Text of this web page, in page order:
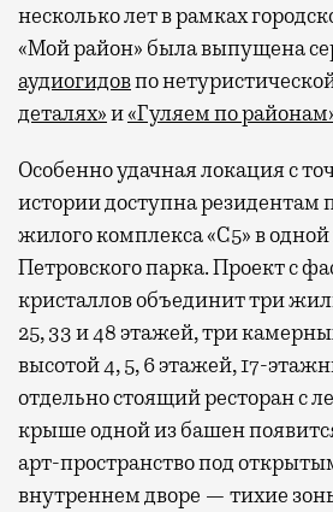
несколько лет в рамках
«Мой район» была выпущена
аудиогидовпо
деталях»и«Гуляем по
Особенно удачная локация с
истории доступна резидентам
жилого комплекса «С5»в
Петровского парка. Проект с
кристаллов объединит три
25, 33 и 48 этажей, три
высотой 4, 5, 6 этажей, 17-
отдельно стоящий ресторан с
крыше одной из башен
арт-пространство под
внутреннем дворе — тихие